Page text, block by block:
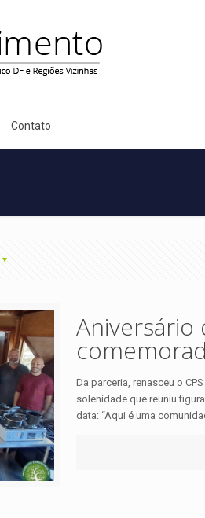
Contato
Aniversário
Da parceria, renasceu o
solenidade que reuniu
data: “Aqui é uma